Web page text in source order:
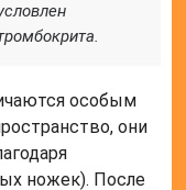
особым
они
ножек). После